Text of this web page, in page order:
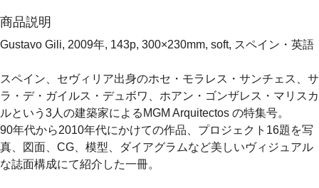
商品説明
Gustavo Gili, 2009年, 143p, 300×230mm, soft, スペイン・英語
スペイン、セヴィリア出身のホセ・モラレス・サンチェス、サ
ラ・デ・ガイルス・デュボワ、ホアン・ゴンザレス・マリスカ
ルという3人の建築家によるMGM Arquitectos の特集号。
90年代から2010年代にかけての作品、プロジェクト16題を写
真、図面、CG、模型、ダイアグラムなど美しいヴィジュアル
な誌面構成にて紹介した一冊。